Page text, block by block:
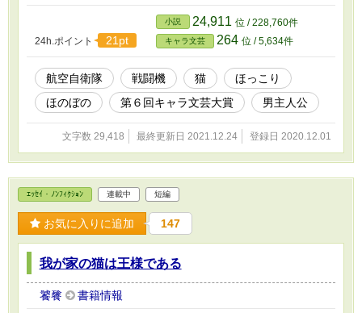
他のパイロットたちからも『俺も聞こえた！』
という証言が続出。 「俺たちの基地、大丈
夫！？ お祓いする！？」 そう願うも、予算の
関係で諦めた。 そして聞こえる、老人の声。 ど
こからだ、まさか幽霊！？と驚いていると、そ
の声を発していたのは、ファントムからだっ
た。 まるで付喪神のように、一方的に喋るの
るパイロットとごく一部の人間。 しかも、飛ん
でいない時はのんびりまったりと、猫と戯れよ
うとする。 すわ、一大事！ 戦闘機に猫はあか
ん！ そんなファントムおじいちゃんとパイロッ
トたちの、現代ファンタジー。 ★一話完結型の
話です。 ★超不定期更新です。ネタが出来次第
の更新となります。 ★カクヨムにも掲載してい
ます。 ★画像はフリー素材を利用しています。
24h.ポイント 21pt
小説 24,911 位 / 228,760件
キャラ文芸 264 位 / 5,634件
航空自衛隊 戦闘機 猫
ほっこり
ほのぼの
第６回キャラ文芸大賞 男主人公
文字数 29,418 最終更新日 2021.12.24 登録日 2020.12.01
ｴｯｾｲ・ﾉﾝﾌｨｸｼｮﾝ 連載中 短編
お気に入りに追加 147
我が家の猫は王様である
饕餮 書籍情報